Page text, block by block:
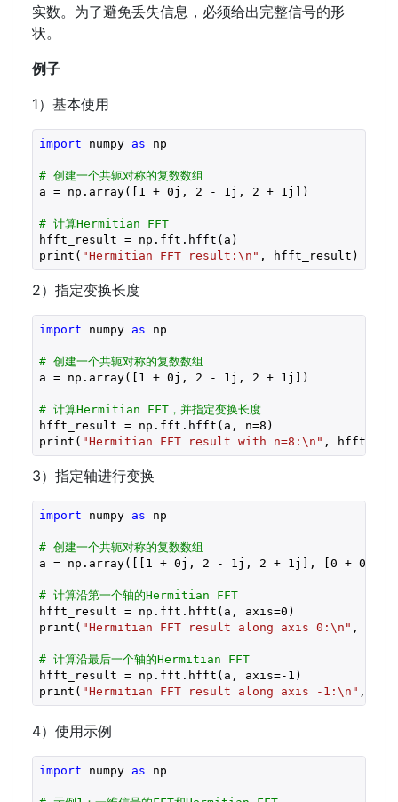
实数。为了避免丢失信息，必须给出完整信号的形
状。
例子
1）基本使用
import numpy as np
# 创建一个共轭对称的复数数组
a = np.array([ 1 + 0j , 2 - 1j , 2 + 1j ])
# 计算Hermitian FFT
hfft_result = np.fft.hfft(a)
print( "Hermitian FFT result:\n"
2）指定变换长度
import numpy as np
# 创建一个共轭对称的复数数组
a = np.array([ 1 + 0j , 2 - 1j , 2 + 1j ])
# 计算Hermitian FFT，并指定变换长度
hfft_result = np.fft.hfft(a, n=8 )
print( "Hermitian FFT result with n=8:\n"
3）指定轴进行变换
import numpy as np
# 创建一个共轭对称的复数数组
a = np.array([[ 1 + 0j , 2 - 1j , 2 + 1j ], [0 + 0j
# 计算沿第一个轴的Hermitian FFT
hfft_result = np.fft.hfft(a, axis=0 )
print( "Hermitian FFT result along axis 0:\n" ,
# 计算沿最后一个轴的Hermitian FFT
hfft_result = np.fft.hfft(a, axis=-1 )
print( "Hermitian FFT result along axis -1:\n" ,
4）使用示例
import numpy as np